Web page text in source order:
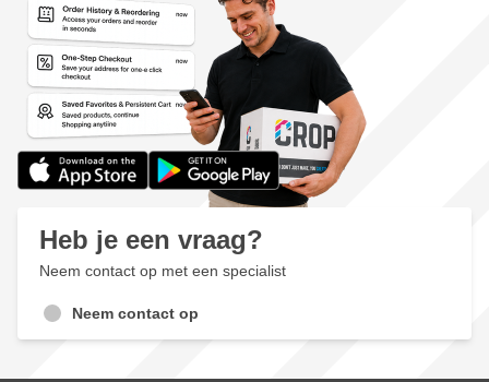
Heb je een vraag?
Neem contact op met een specialist
Neem contact op